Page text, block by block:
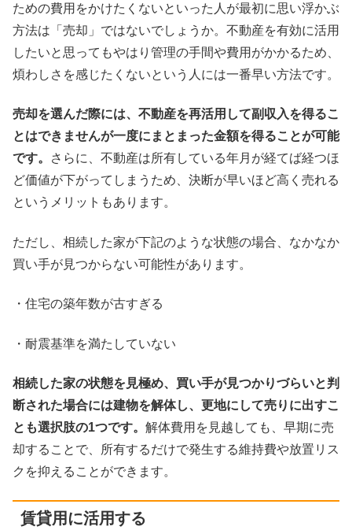
ための費用をかけたくないといった人が最初に思い浮かぶ
方法は「売却」ではないでしょうか。不動産を有効に活用
したいと思ってもやはり管理の手間や費用がかかるため、
煩わしさを感じたくないという人には一番早い方法です。
売却を選んだ際には、不動産を再活用して副収入を得るこ
とはできませんが一度にまとまった金額を得ることが可能
です。
さらに、不動産は所有している年月が経てば経つほ
ど価値が下がってしまうため、決断が早いほど高く売れる
というメリットもあります。
ただし、相続した家が下記のような状態の場合、なかなか
買い手が見つからない可能性があります。
・住宅の築年数が古すぎる
・耐震基準を満たしていない
相続した家の状態を見極め、買い手が見つかりづらいと判
断された場合には建物を解体し、更地にして売りに出すこ
とも選択肢の1つです。 解体費用を見越しても、早期に売
却することで、所有するだけで発生する維持費や放置リス
クを抑えることができます。
賃貸用に活用する